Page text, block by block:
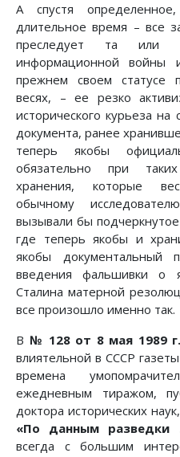
А спустя
длительное время – все
преследует та или
информационной войны
прежнем своем статусе
весях, – ее резко
исторического курьеза
документа, ранее
теперь якобы
обязательно при
хранения, которые
обычному
вызывали бы
где теперь якобы и
якобы документальный
введения фальшивки о
Сталина матерной
все произошло именно так.
В № 128 от 8 мая 1989 г.
влиятельной в СССР газеты
времена
ежедневным тиражом,
доктора исторических
«По данным разведки
всегда с большим